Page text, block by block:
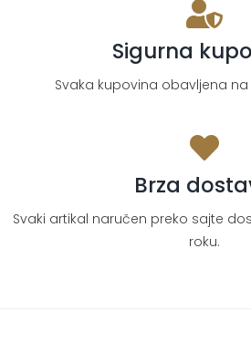
Sigurna
Svaka kupovina obavljena
Brza
Svaki artikal naručen preko sajte
roku.